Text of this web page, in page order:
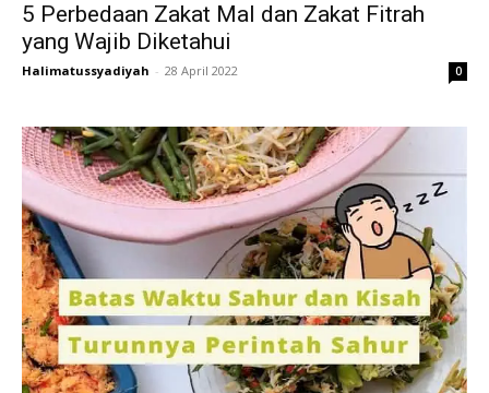
5 Perbedaan Zakat Mal dan Zakat Fitrah
yang Wajib Diketahui
Halimatussyadiyah - 28 April 2022 0